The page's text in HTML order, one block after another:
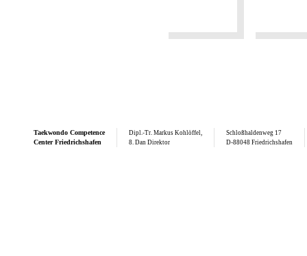
Taekwondo Competence
Center Friedrichshafen
Dipl.-Tr. Markus Kohlöffel,
8. Dan Direktor
Schloßhaldenweg 17
D-88048 Friedrichshafen